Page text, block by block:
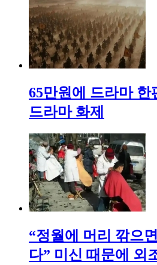
65만원에 드라마
드라마 화제
“정월에 머리 깎으
다” 미신 때문에 외